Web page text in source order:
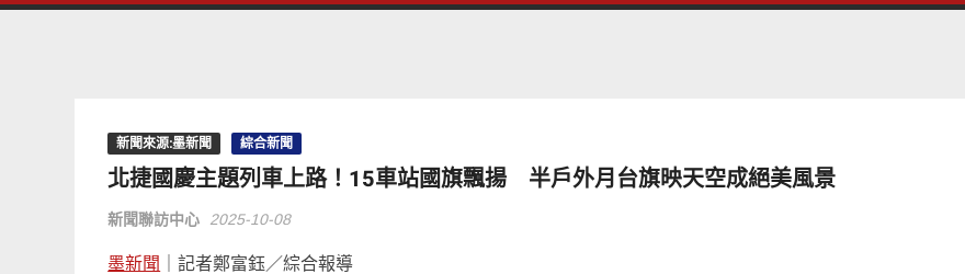
新聞來源:墨新聞 綜合新聞
北捷國慶主題列車上路！15車站國旗飄揚 半戶外月台旗映天空成絕美風景
新聞聯訪中心 2025-10-08
墨新聞 ｜記者鄭富鈺／綜合報導